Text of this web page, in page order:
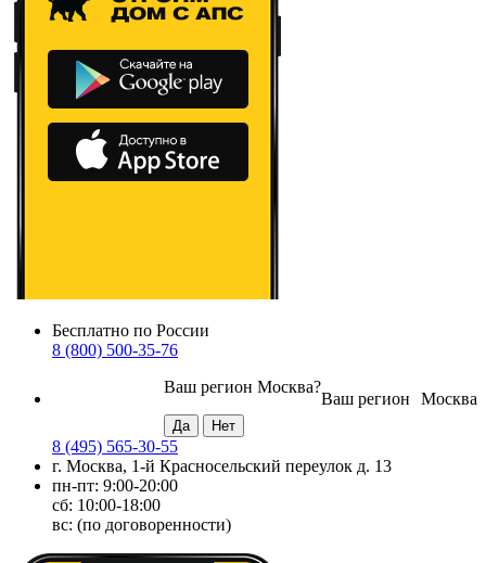
Бесплатно по России
8 (800) 500-35-76
Москва
Ваш регион
Ваш регион Москва?
8 (495) 565-30-55
г. Москва, 1-й Красносельский переулок д. 13
пн-пт: 9:00-20:00
сб: 10:00-18:00
вс: (по договоренности)